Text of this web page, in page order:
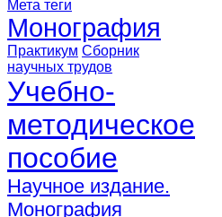
Мета теги
Монография
Практикум Сборник
научных трудов
Учебно-
методическое
пособие
Научное издание.
Монография